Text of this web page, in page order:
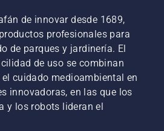
cortasetos.
de innovar desde 1689,
profesionales para
de parques y jardinería. El
de uso se combinan
cuidado medioambiental en
innovadoras, en las que los
y los robots lideran el